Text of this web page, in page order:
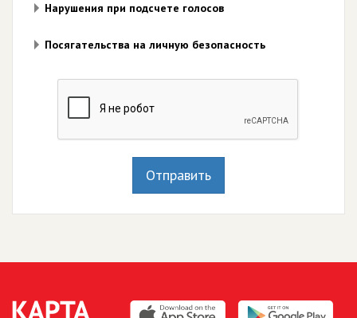
Нарушения при подсчете голосов
Посягательства на личную безопасность